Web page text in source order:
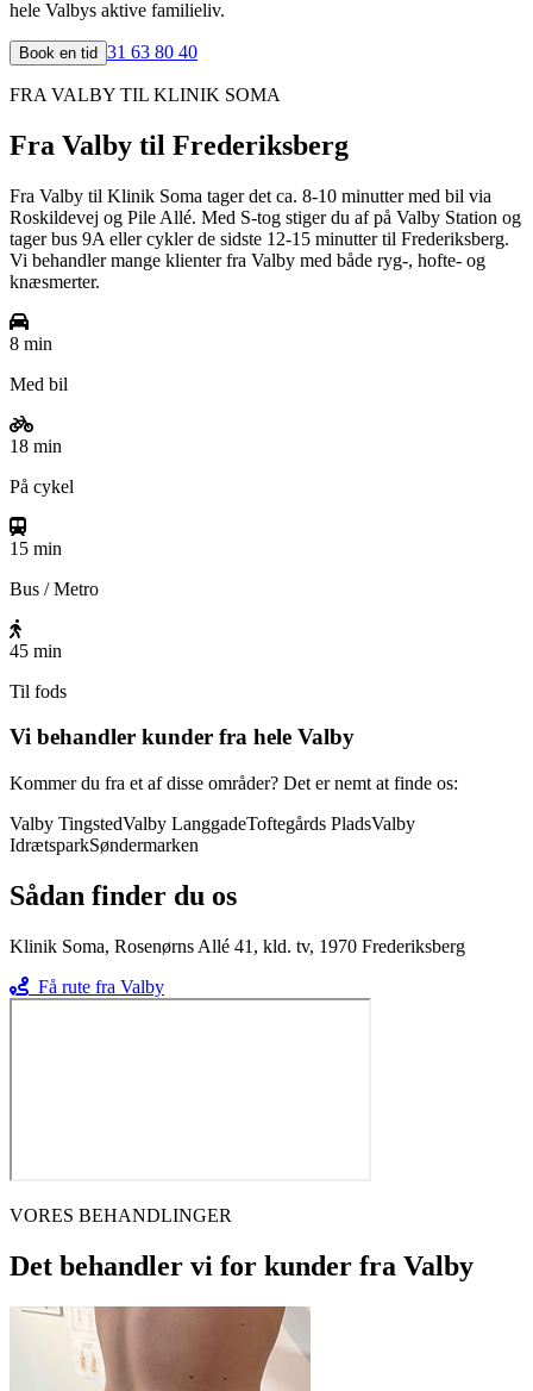
hele Valbys aktive familieliv.
Book en tid 31 63 80 40
FRA VALBY TIL KLINIK SOMA
Fra Valby til Frederiksberg
Fra Valby til Klinik Soma tager det ca. 8-10 minutter med bil via
Roskildevej og Pile Allé. Med S-tog stiger du af på Valby Station og
tager bus 9A eller cykler de sidste 12-15 minutter til Frederiksberg.
Vi behandler mange klienter fra Valby med både ryg-, hofte- og
knæsmerter.
8 min
Med bil
18 min
På cykel
15 min
Bus / Metro
45 min
Til fods
Vi behandler kunder fra hele Valby
Kommer du fra et af disse områder? Det er nemt at finde os:
Valby TingstedValby LanggadeToftegårds PladsValby
IdrætsparkSøndermarken
Sådan finder du os
Klinik Soma, Rosenørns Allé 41, kld. tv, 1970 Frederiksberg
Få rute fra Valby
VORES BEHANDLINGER
Det behandler vi for kunder fra Valby